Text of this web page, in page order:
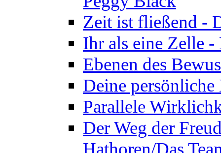
Zeit ist fließend -
Ihr als eine Zelle -
Ebenen des
Deine
Parallele
Der Weg der
Hathoren/Das